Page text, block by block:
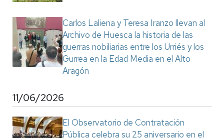
Carlos Laliena y Teresa Iranzo llevan al
Archivo de Huesca la historia de las
guerras nobiliarias entre los Urriés y los
Gurrea en la Edad Media en el Alto
Aragón
11/06/2026
El Observatorio de Contratación
Pública celebra su 25 aniversario en el